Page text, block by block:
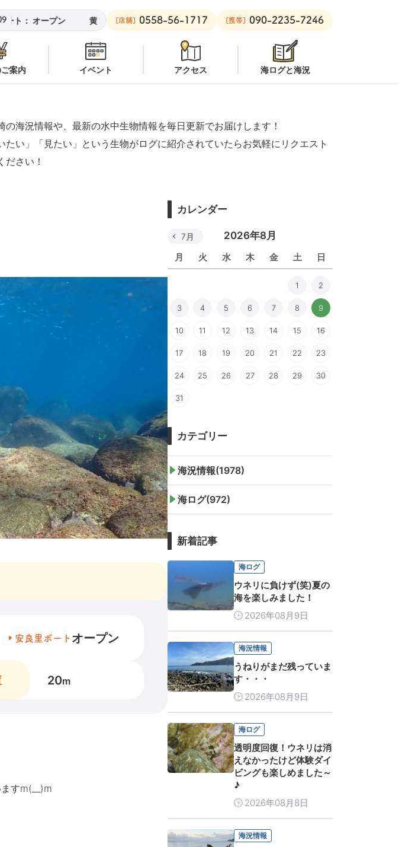
プン 黄金崎ビーチ： オープン 安良里ボート： オープン
[店舗] 0558-56-1717 [携帯] 090-2235-7246
案内 イベント アクセス 海ログと海況
の海況情報や、最新の水中生物情報を毎日更新でお届けします！
たい」「見たい」という生物がログに紹介されていたらお気軽にリクエスト
ださい！
安良里ボート オープン
20m
すm(__)m
カレンダー
2026年8月
月 火 水 木 金 土 日
7月
1 2
3 4 5 6 7 8 9
10 11 12 13 14 15 16
17 18 19 20 21 22 23
24 25 26 27 28 29 30
31
カテゴリー
海況情報(1978)
海ログ(972)
新着記事
海ログ
ウネリに負けず(笑)夏の
海を楽しみました！
2026年08月9日
海況情報
うねりがまだ残っていま
す・・・
2026年08月9日
海ログ
透明度回復！ウネリは消
えなかったけど体験ダイ
ビングも楽しめました～
♪
2026年08月8日
海況情報